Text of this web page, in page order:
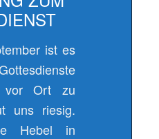
ist es
vor Ort zu
uns riesig.
Hebel in